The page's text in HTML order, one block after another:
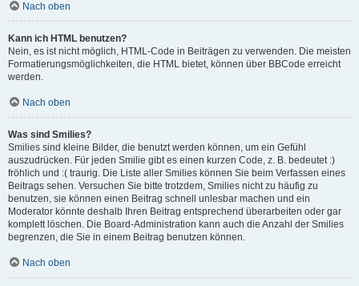
Nach oben
Kann ich HTML benutzen?
Nein, es ist nicht möglich, HTML-Code in Beiträgen zu verwenden. Die meisten
Formatierungsmöglichkeiten, die HTML bietet, können über BBCode erreicht
werden.
Nach oben
Was sind Smilies?
Smilies sind kleine Bilder, die benutzt werden können, um ein Gefühl
auszudrücken. Für jeden Smilie gibt es einen kurzen Code, z. B. bedeutet :)
fröhlich und :( traurig. Die Liste aller Smilies können Sie beim Verfassen eines
Beitrags sehen. Versuchen Sie bitte trotzdem, Smilies nicht zu häufig zu
benutzen, sie können einen Beitrag schnell unlesbar machen und ein
Moderator könnte deshalb Ihren Beitrag entsprechend überarbeiten oder gar
komplett löschen. Die Board-Administration kann auch die Anzahl der Smilies
begrenzen, die Sie in einem Beitrag benutzen können.
Nach oben